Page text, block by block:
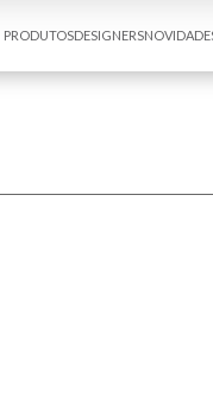
PRODUTOSDESIGNERS